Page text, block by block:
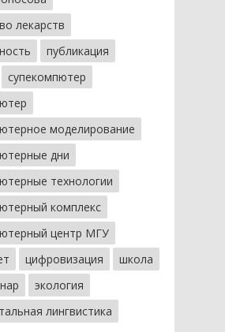
лекарств
публикация
супекомпютер
моделирование
дни
технологии
комплекс
центр МГУ
цифровизация
школа
экология
лингвистика